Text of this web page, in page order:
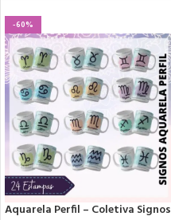
-60%
Aquarela Perfil – Coletiva Signos